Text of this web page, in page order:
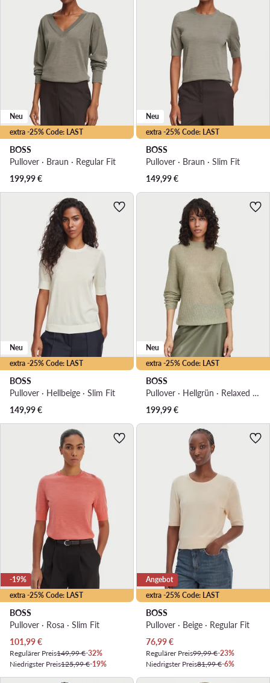
extra -25% Code: LAST
Neu
BOSS
Pullover · Braun · Regular Fit
199,99€
extra -25% Code: LAST
Neu
BOSS
Pullover · Braun · Slim Fit
149,99€
extra -25% Code: LAST
Neu
BOSS
Pullover · Hellbeige · Slim Fit
149,99€
extra -25% Code: LAST
Neu
BOSS
Pullover · Hellgrün · Relaxed Fit
199,99€
extra -25% Code: LAST
-19%
BOSS
Pullover · Rosa · Slim Fit
Aktueller Preis
101,99€
Regulärer Preis149,99 €-32%
Niedrigster Preis125,99 €-19%
extra -25% Code: LAST
Angebot
BOSS
Pullover · Beige · Regular Fit
Aktueller Preis
76,99€
Regulärer Preis99,99 €-23%
Niedrigster Preis81,99 €-6%